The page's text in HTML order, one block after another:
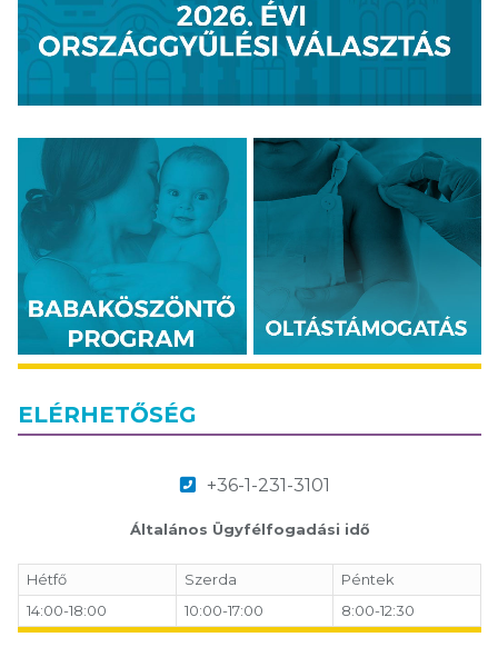
ELÉRHETŐSÉG
+36-1-231-3101
Általános Ügyfélfogadási idő
Hétfő Szerda
Péntek
14:00-18:00
10:00-17:00 8:00-12:30